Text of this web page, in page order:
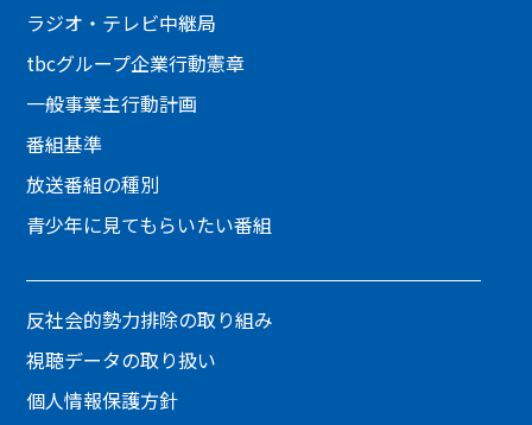
ラジオ・テレビ中継局
tbcグループ企業行動憲章
一般事業主行動計画
番組基準
放送番組の種別
青少年に見てもらいたい番組
反社会的勢力排除の取り組み
視聴データの取り扱い
個人情報保護方針